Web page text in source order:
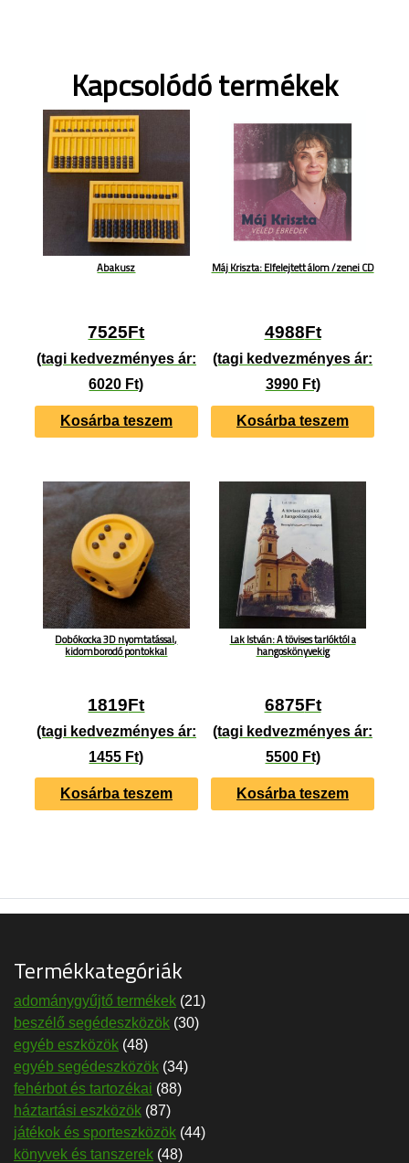
Kapcsolódó termékek
Abakusz
7525Ft
(tagi kedvezményes ár:
6020 Ft)
Kosárba teszem
Máj Kriszta: Elfelejtett álom /zenei CD
4988Ft
(tagi kedvezményes ár:
3990 Ft)
Kosárba teszem
Dobókocka 3D nyomtatással,
kidomborodó pontokkal
1819Ft
(tagi kedvezményes ár:
1455 Ft)
Kosárba teszem
Lak István: A tövises tarlóktól a
hangoskönyvekig
6875Ft
(tagi kedvezményes ár:
5500 Ft)
Kosárba teszem
Termékkategóriák
adománygyűjtő termékek (21)
beszélő segédeszközök (30)
egyéb eszközök (48)
egyéb segédeszközök (34)
fehérbot és tartozékai (88)
háztartási eszközök (87)
játékok és sporteszközök (44)
könyvek és tanszerek (48)